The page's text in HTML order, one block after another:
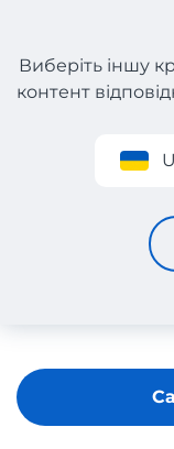
Реєстрація
Виберіть іншу
контент
El Corte